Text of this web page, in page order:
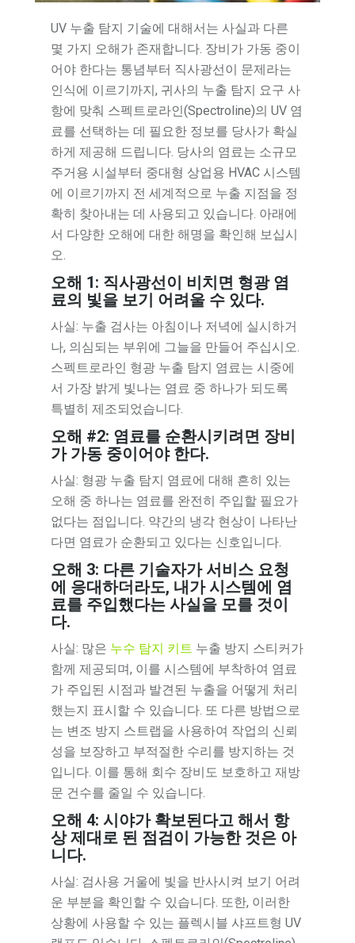
UV 누출 탐지 기술에 대해서는 사실과 다른
몇 가지 오해가 존재합니다. 장비가 가동 중이
어야 한다는 통념부터 직사광선이 문제라는
인식에 이르기까지, 귀사의 누출 탐지 요구 사
항에 맞춰 스펙트로라인(Spectroline)의 UV 염
료를 선택하는 데 필요한 정보를 당사가 확실
하게 제공해 드립니다. 당사의 염료는 소규모
주거용 시설부터 중대형 상업용 HVAC 시스템
에 이르기까지 전 세계적으로 누출 지점을 정
확히 찾아내는 데 사용되고 있습니다. 아래에
서 다양한 오해에 대한 해명을 확인해 보십시
오.
오해 1: 직사광선이 비치면 형광 염
료의 빛을 보기 어려울 수 있다.
사실: 누출 검사는 아침이나 저녁에 실시하거
나, 의심되는 부위에 그늘을 만들어 주십시오.
스펙트로라인 형광 누출 탐지 염료는 시중에
서 가장 밝게 빛나는 염료 중 하나가 되도록
특별히 제조되었습니다.
오해 #2: 염료를 순환시키려면 장비
가 가동 중이어야 한다.
사실: 형광 누출 탐지 염료에 대해 흔히 있는
오해 중 하나는 염료를 완전히 주입할 필요가
없다는 점입니다. 약간의 냉각 현상이 나타난
다면 염료가 순환되고 있다는 신호입니다.
오해 3: 다른 기술자가 서비스 요청
에 응대하더라도, 내가 시스템에 염
료를 주입했다는 사실을 모를 것이
다.
사실: 많은 누수 탐지 키트 누출 방지 스티커가
함께 제공되며, 이를 시스템에 부착하여 염료
가 주입된 시점과 발견된 누출을 어떻게 처리
했는지 표시할 수 있습니다. 또 다른 방법으로
는 변조 방지 스트랩을 사용하여 작업의 신뢰
성을 보장하고 부적절한 수리를 방지하는 것
입니다. 이를 통해 회수 장비도 보호하고 재방
문 건수를 줄일 수 있습니다.
오해 4: 시야가 확보된다고 해서 항
상 제대로 된 점검이 가능한 것은 아
니다.
사실: 검사용 거울에 빛을 반사시켜 보기 어려
운 부분을 확인할 수 있습니다. 또한, 이러한
상황에 사용할 수 있는 플렉시블 샤프트형 UV